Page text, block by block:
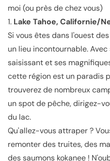
moi (ou près de chez vous)
1. Lake Tahoe, Californie/
Si vous êtes dans l'ouest
un lieu incontournable.
saisissant et ses
cette région est un paradis
trouverez de nombreux
un spot de pêche, dirigez-
du lac.
Qu'allez-vous attraper ?
remonter des truites, des
des saumons kokanee !